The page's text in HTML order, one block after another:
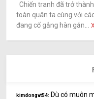
Chiến tranh đã trở
toàn quân ta cùng với
đang cố gắng hàn gắn...
kimdongvt54: Dù có muôn